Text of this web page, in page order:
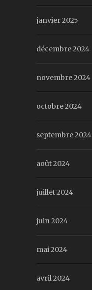
janvier 2025
décembre 2024
novembre 2024
octobre 2024
septembre 2024
août 2024
juillet 2024
juin 2024
mai 2024
avril 2024